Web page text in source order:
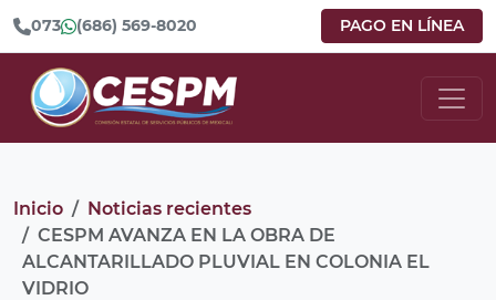
073 (686) 569-8020 PAGO EN LÍNEA
Inicio
Noticias recientes
CESPM AVANZA EN LA OBRA DE
ALCANTARILLADO PLUVIAL EN COLONIA EL
VIDRIO